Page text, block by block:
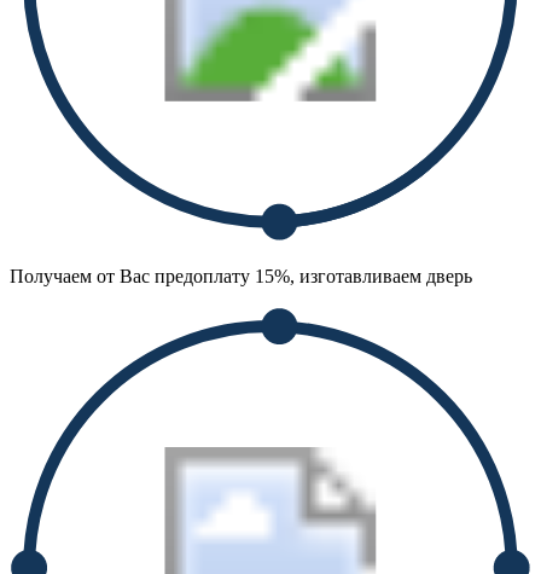
Получаем от Вас предоплату 15%, изготавливаем дверь